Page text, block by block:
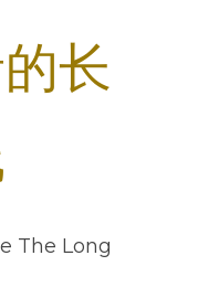
长
The Long